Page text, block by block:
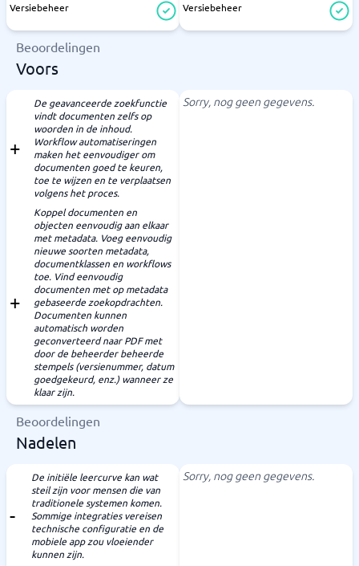
Versiebeheer Versiebeheer
Beoordelingen
Voors
De geavanceerde zoekfunctie
vindt documenten zelfs op
woorden in de inhoud.
Workflow automatiseringen
maken het eenvoudiger om
documenten goed te keuren,
toe te wijzen en te verplaatsen
volgens het proces.
Koppel documenten en
objecten eenvoudig aan elkaar
met metadata. Voeg eenvoudig
nieuwe soorten metadata,
documentklassen en workflows
toe. Vind eenvoudig
documenten met op metadata
gebaseerde zoekopdrachten.
Documenten kunnen
automatisch worden
geconverteerd naar PDF met
door de beheerder beheerde
stempels (versienummer, datum
goedgekeurd, enz.) wanneer ze
klaar zijn.
Sorry, nog geen gegevens.
Beoordelingen
Nadelen
De initiële leercurve kan wat
steil zijn voor mensen die van
traditionele systemen komen.
Sommige integraties vereisen
technische configuratie en de
mobiele app zou vloeiender
kunnen zijn.
Sorry, nog geen gegevens.